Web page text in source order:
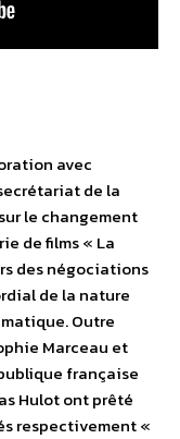
avec
de la
le changement
de films « La
des négociations
de la nature
Outre
Marceau et
française
Hulot ont prêté
respectivement «